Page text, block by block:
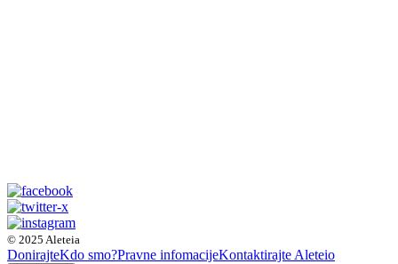
© 2025 Aleteia
DonirajteKdo smo?Pravne infomacijeKontaktirajte Aleteio